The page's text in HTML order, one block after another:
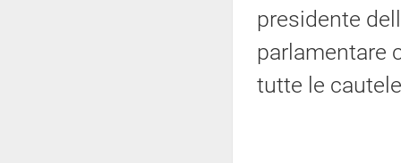
presidente
parlamentare
tutte le